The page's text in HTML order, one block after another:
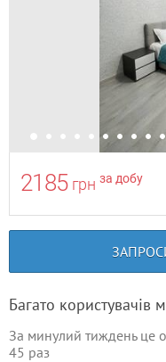
2185 грн за добу
Багато користувачів
За минулий тиждень це
45 раз